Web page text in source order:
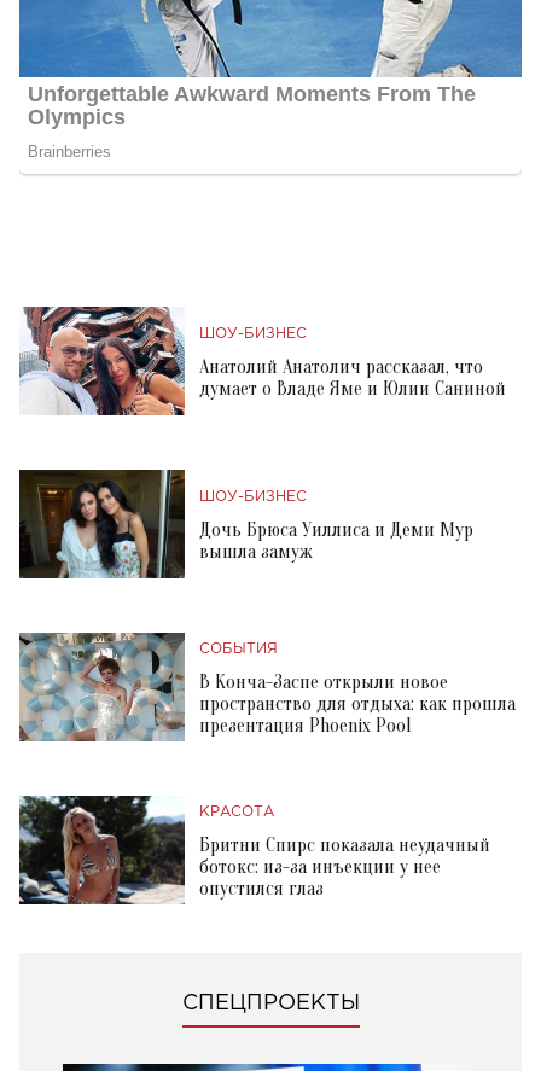
ШОУ-БИЗНЕС
Анатолий Анатолич рассказал, что
думает о Владе Яме и Юлии Саниной
ШОУ-БИЗНЕС
Дочь Брюса Уиллиса и Деми Мур
вышла замуж
СОБЫТИЯ
В Конча-Заспе открыли новое
пространство для отдыха: как прошла
презентация Phoenix Pool
КРАСОТА
Бритни Спирс показала неудачный
ботокс: из-за инъекции у нее
опустился глаз
СПЕЦПРОЕКТЫ